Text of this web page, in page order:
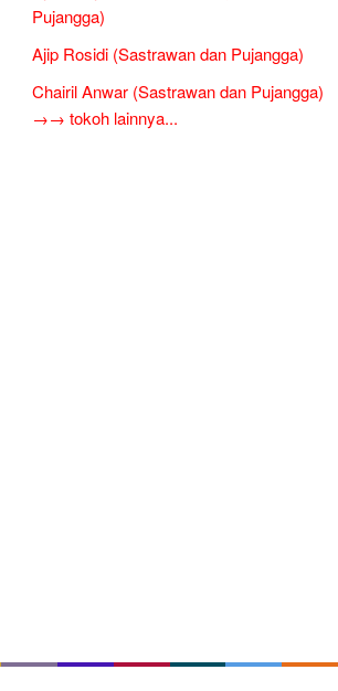
Pujangga)
Ajip Rosidi (Sastrawan dan Pujangga)
Chairil Anwar (Sastrawan dan Pujangga)
→→ tokoh lainnya...